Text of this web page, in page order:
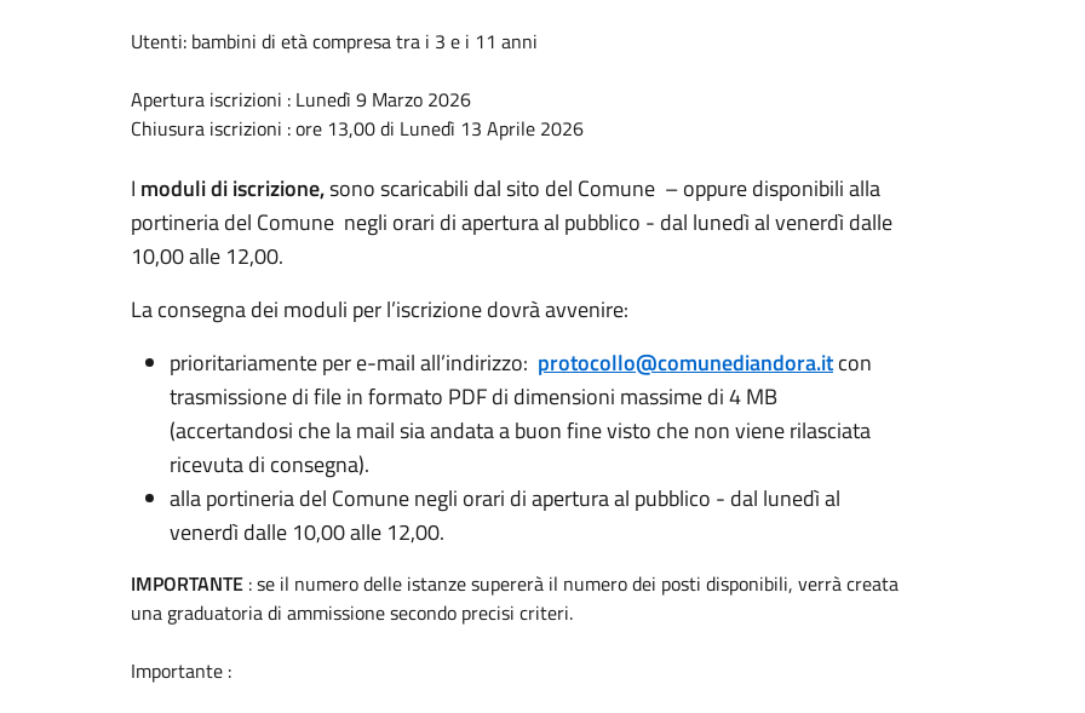
Utenti: bambini di età compresa tra i 3 e i 11 anni
Apertura iscrizioni : Lunedì 9 Marzo 2026
Chiusura iscrizioni : ore 13,00 di Lunedì 13 Aprile 2026
I modulidiiscrizione,sono scaricabili dal sito del Comune – oppure disponibili alla
portineria del Comune negli orari di apertura al pubblico - dal lunedì al venerdì dalle
10,00 alle 12,00.
La consegna dei moduli per l’iscrizione dovrà avvenire:
prioritariamente per e-mail all’indirizzo: protocollo@comunediandora.itcon
trasmissione di file in formato PDF di dimensioni massime di 4 MB
(accertandosi che la mail sia andata a buon fine visto che non viene rilasciata
ricevuta di consegna).
alla portineria del Comune negli orari di apertura al pubblico - dal lunedì al
venerdì dalle 10,00 alle 12,00.
IMPORTANTE : se il numero delle istanze supererà il numero dei posti disponibili, verrà creata
una graduatoria di ammissione secondo precisi criteri.
Importante :